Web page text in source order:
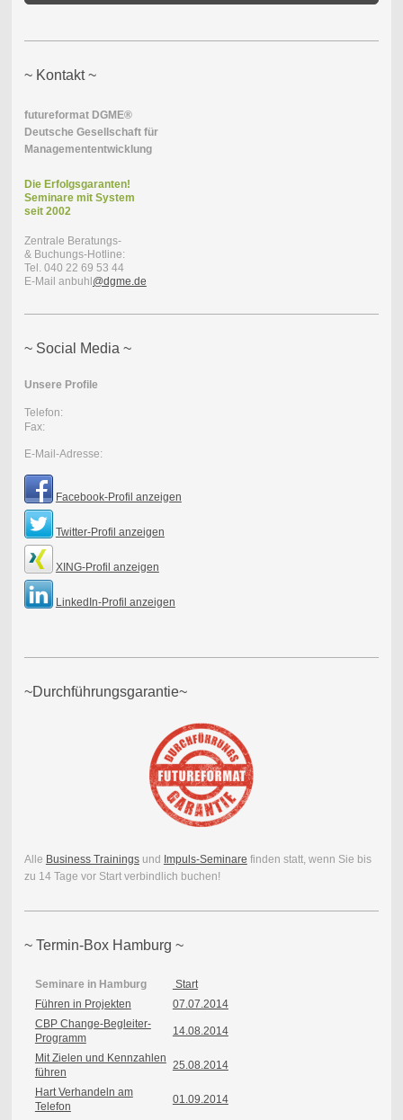
~ Kontakt ~
futureformat DGME®
Deutsche Gesellschaft für
Managemententwicklung
Die Erfolgsgaranten!
Seminare mit System
seit 2002
Zentrale Beratungs-
& Buchungs-Hotline:
Tel. 040 22 69 53 44
E-Mail anbuhl @dgme.de
~ Social Media ~
Unsere Profile
Telefon:
Fax:
E-Mail-Adresse:
Facebook-Profil anzeigen
Twitter-Profil anzeigen
XING-Profil anzeigen
LinkedIn-Profil anzeigen
~Durchführungsgarantie~
Alle Business Trainingsund Impuls-Seminare finden statt, wenn Sie bis
zu 14 Tage vor Start verbindlich buchen!
~ Termin-Box Hamburg ~
Seminare in Hamburg
Start
Führen in Projekten
07.07.2014
CBP Change-Begleiter-
Programm
14.08.2014
Mit Zielen und Kennzahlen
führen
25.08.2014
Hart Verhandeln am
Telefon
01.09.2014